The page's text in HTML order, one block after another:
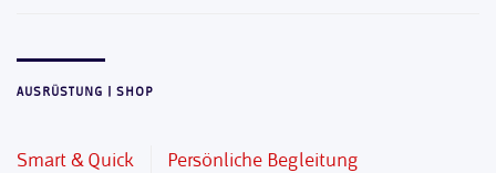
AUSRÜSTUNG | SHOP
Smart & Quick Persönliche Begleitung